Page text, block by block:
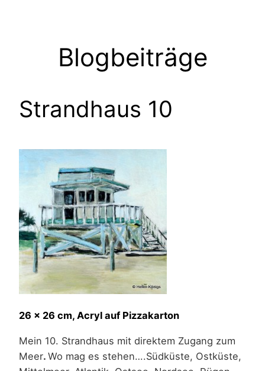
Blogbeiträge
Strandhaus 10
26 x 26 cm, Acryl auf Pizzakarton
Mein 10. Strandhaus mit direktem Zugang zum
Meer. Wo mag es stehen….Südküste, Ostküste,